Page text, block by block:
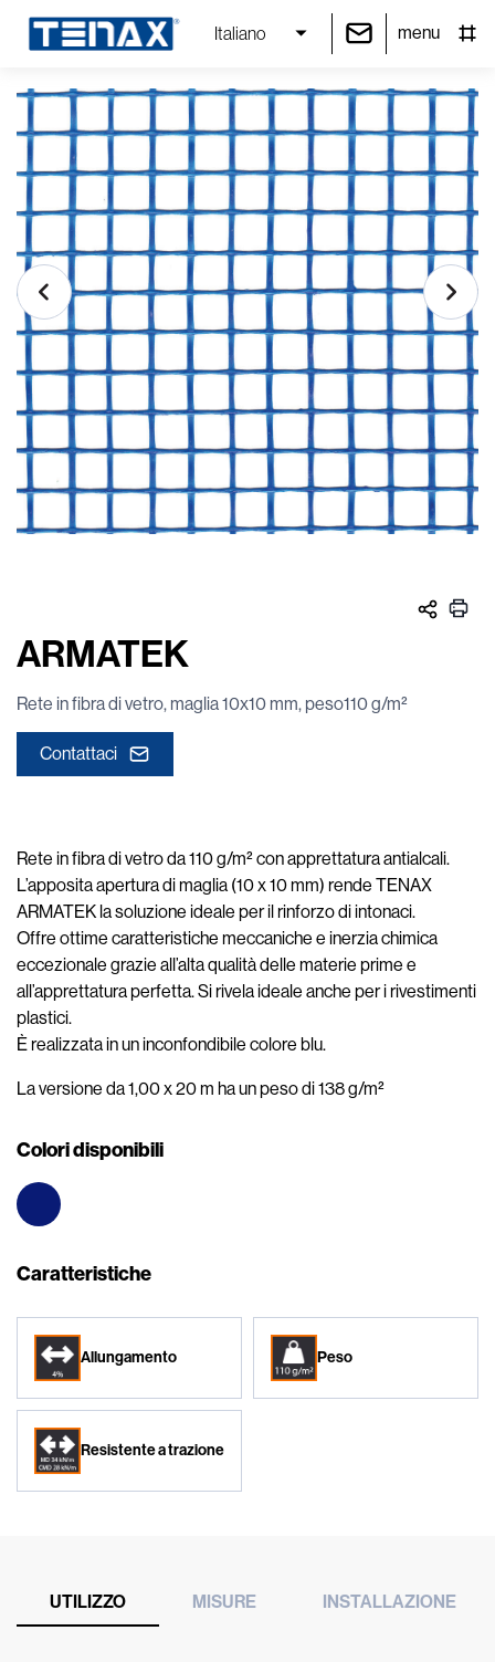
Italiano menu
ARMATEK
Rete in fibra di vetro, maglia 10x10 mm, peso110 g/m²
Contattaci
Rete in fibra di vetro da 110 g/m² con apprettatura antialcali.
L’apposita apertura di maglia (10 x 10 mm) rende TENAX
ARMATEK la soluzione ideale per il rinforzo di intonaci.
Offre ottime caratteristiche meccaniche e inerzia chimica
eccezionale grazie all’alta qualità delle materie prime e
all’apprettatura perfetta. Si rivela ideale anche per i rivestimenti
plastici.
È realizzata in un inconfondibile colore blu.
La versione da 1,00 x 20 m ha un peso di 138 g/m²
Colori disponibili
Caratteristiche
Allungamento Peso
Resistente a trazione
UTILIZZO MISURE INSTALLAZIONE